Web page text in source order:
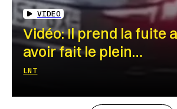
VIDEO
Vidéo: Il prend la fuite
avoir fait le plein…
LNT